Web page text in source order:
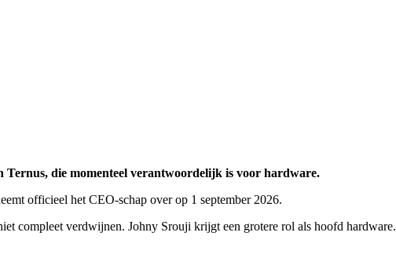
die momenteel verantwoordelijk is voor hardware.
officieel het CEO-schap over op 1 september 2026.
compleet verdwijnen. Johny Srouji krijgt een grotere rol als hoofd hardware.